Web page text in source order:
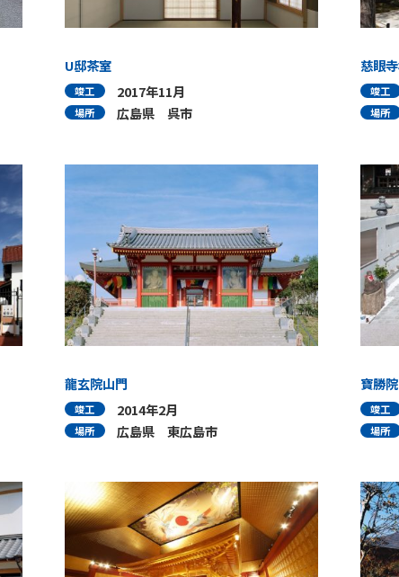
U邸茶室
竣工 2017年11月
場所 広島県 呉市
慈眼
竣工
場所
龍玄院山門
竣工 2014年2月
場所 広島県 東広島市
寶勝院
竣工
場所